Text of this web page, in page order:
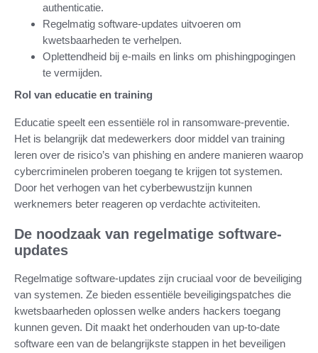
authenticatie.
Regelmatig software-updates uitvoeren om
kwetsbaarheden te verhelpen.
Oplettendheid bij e-mails en links om phishingpogingen
te vermijden.
Rol van educatie en training
Educatie speelt een essentiële rol in ransomware-preventie.
Het is belangrijk dat medewerkers door middel van training
leren over de risico’s van phishing en andere manieren waarop
cybercriminelen proberen toegang te krijgen tot systemen.
Door het verhogen van het cyberbewustzijn kunnen
werknemers beter reageren op verdachte activiteiten.
De noodzaak van regelmatige software-
updates
Regelmatige software-updates zijn cruciaal voor de beveiliging
van systemen. Ze bieden essentiële beveiligingspatches die
kwetsbaarheden oplossen welke anders hackers toegang
kunnen geven. Dit maakt het onderhouden van up-to-date
software een van de belangrijkste stappen in het beveiligen